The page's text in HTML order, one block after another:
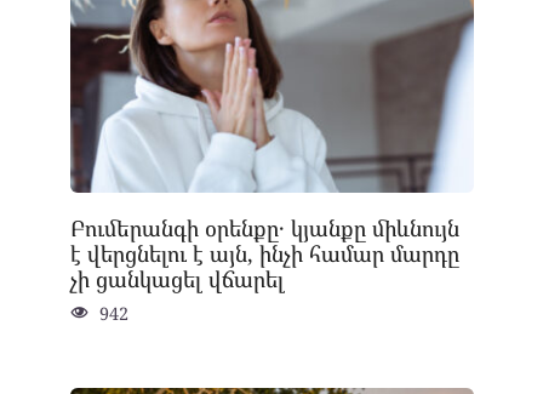
Բումերանգի օրենքը․ կյանքը միևնույն
է վերցնելու է այն, ինչի համար մարդը
չի ցանկացել վճարել
942